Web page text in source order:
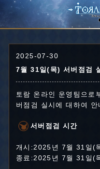
2025-07-30
7월 31일(목) 서버점검
토람 온라인 운영팀으
버점검 실시에 대하여 안
서버점검 시간
개시:2025년 7월 31일(
종료:2025년 7월 31일(